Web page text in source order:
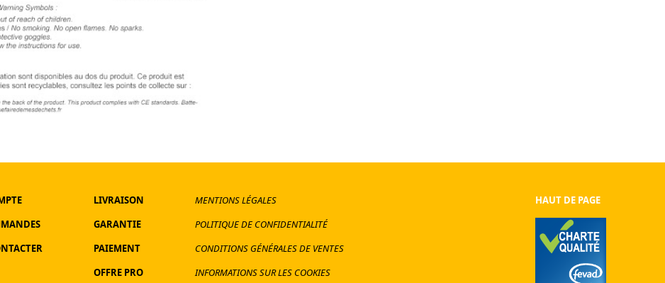
LIVRAISON
GARANTIE
PAIEMENT
OFFRE PRO
MENTIONS LÉGALES
POLITIQUE DE CONFIDENTIALITÉ
CONDITIONS GÉNÉRALES DE VENTES
INFORMATIONS SUR LES COOKIES
HAUT DE PAGE